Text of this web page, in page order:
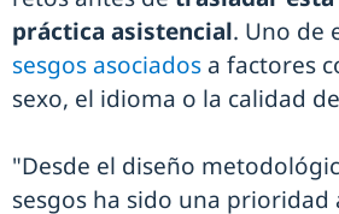
práctica asistencial. Uno de
sesgos asociados a factores
sexo, el idioma o la calidad
"Desde el diseño
sesgos ha sido una prioridad